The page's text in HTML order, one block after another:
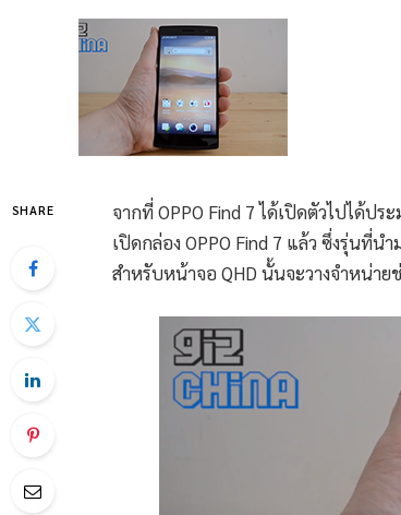
SHARE
จากที่ OPPO Find 7 ได้เปิดตัวไปได้ป
เปิดกล่อง OPPO Find 7 แล้ว ซึ่งรุ่นที่น
สำหรับหน้าจอ QHD นั้นจะวางจำหน่า